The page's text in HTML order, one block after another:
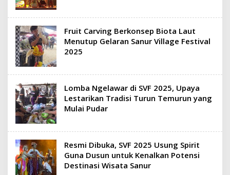
Fruit Carving Berkonsep Biota Laut
Menutup Gelaran Sanur Village Festival
2025
Lomba Ngelawar di SVF 2025, Upaya
Lestarikan Tradisi Turun Temurun yang
Mulai Pudar
Resmi Dibuka, SVF 2025 Usung Spirit
Guna Dusun untuk Kenalkan Potensi
Destinasi Wisata Sanur